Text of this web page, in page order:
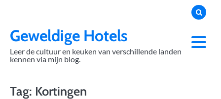
contentGeweldige Hotels
Leer de cultuur en keuken van verschillende landen
kennen via mijn blog.
Tag: Kortingen